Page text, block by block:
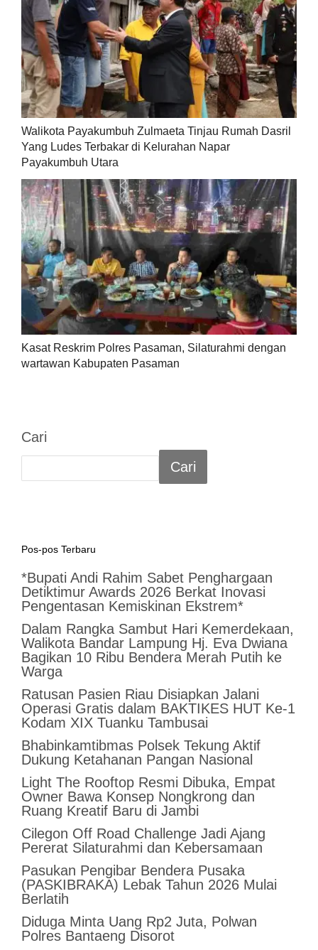
Walikota Payakumbuh Zulmaeta Tinjau Rumah Dasril
Yang Ludes Terbakar di Kelurahan Napar
Payakumbuh Utara
Kasat Reskrim Polres Pasaman, Silaturahmi dengan
wartawan Kabupaten Pasaman
Cari
Cari
Pos-pos Terbaru
*Bupati Andi Rahim Sabet Penghargaan
Detiktimur Awards 2026 Berkat Inovasi
Pengentasan Kemiskinan Ekstrem*
Dalam Rangka Sambut Hari Kemerdekaan,
Walikota Bandar Lampung Hj. Eva Dwiana
Bagikan 10 Ribu Bendera Merah Putih ke
Warga
Ratusan Pasien Riau Disiapkan Jalani
Operasi Gratis dalam BAKTIKES HUT Ke-1
Kodam XIX Tuanku Tambusai
Bhabinkamtibmas Polsek Tekung Aktif
Dukung Ketahanan Pangan Nasional
Light The Rooftop Resmi Dibuka, Empat
Owner Bawa Konsep Nongkrong dan
Ruang Kreatif Baru di Jambi
Cilegon Off Road Challenge Jadi Ajang
Pererat Silaturahmi dan Kebersamaan
Pasukan Pengibar Bendera Pusaka
(PASKIBRAKA) Lebak Tahun 2026 Mulai
Berlatih
Diduga Minta Uang Rp2 Juta, Polwan
Polres Bantaeng Disorot